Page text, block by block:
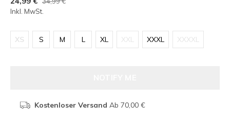
Inkl. MwSt.
XS S M L XL XXL XXXL XXXXL
Kostenloser Versand Ab 70,00 €